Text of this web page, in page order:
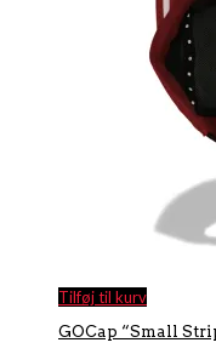
Tilføj til kurv
GOCap “Small